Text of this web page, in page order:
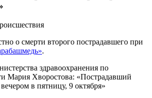
о смерти второго пострадавшего при
.
здравоохранения по
Мария Хворостова: «Пострадавший
в пятницу, 9 октября»